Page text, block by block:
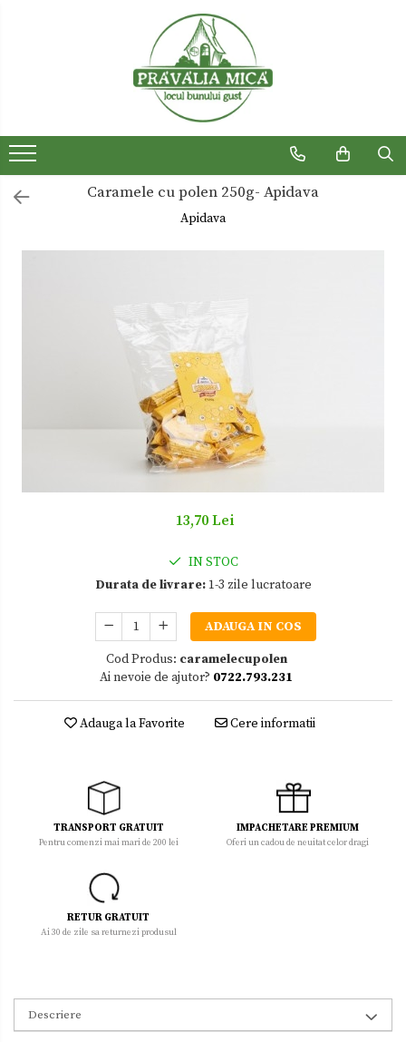
Dulceturi fara zahar
Dulciuri de casaCaramele cu polen 250g- Apidava
Apidava
13,70 Lei
IN STOC
Durata de livrare:1-3 zile lucratoare
ADAUGA IN COS
Cod Produs: caramelecupolen
Ai nevoie de ajutor? 0722.793.231
Adauga la Favorite Cere informatii
TRANSPORT GRATUIT
Pentru comenzi mai mari de 200 lei
IMPACHETARE PREMIUM
Oferi un cadou de neuitat celor dragi
RETUR GRATUIT
Ai 30 de zile sa returnezi produsul
Descriere